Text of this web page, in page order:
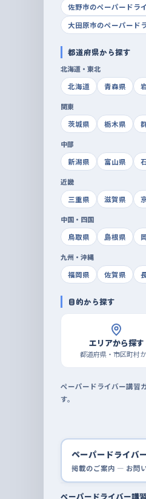
佐野市のペーパードラ
大田原市のペーパード
都道府県から探す
北海道・東北
北海道
青森県
関東
茨城県
栃木県
中部
新潟県
富山県
近畿
三重県
滋賀県
中国・四国
鳥取県
島根県
九州・沖縄
福岡県
佐賀県
目的から探す
エリアから探す
都道府県・市区町村
ペーパードライバー講習
す。
ペーパードライバ
掲載のご案内 — お問
ペーパードライバー講